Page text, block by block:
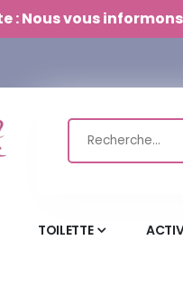
: Nous vous
TOILETTE